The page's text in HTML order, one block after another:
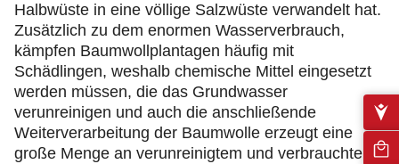
Halbwüste in eine völlige Salzwüste verwandelt hat.
Zusätzlich zu dem enormen Wasserverbrauch,
kämpfen Baumwollplantagen häufig mit
Schädlingen, weshalb chemische Mittel eingesetzt
werden müssen, die das Grundwasser
verunreinigen und auch die anschließende
Weiterverarbeitung der Baumwolle erzeugt eine
große Menge an verunreinigtem und verbrauchtem